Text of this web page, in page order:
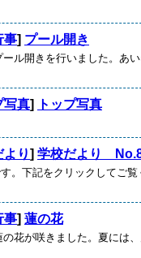
事] プール開き
ル開きを行いました。あい
写真] トップ写真
より] 学校だより
。下記をクリックしてご
事] 蓮の花
花が咲きました。夏には、